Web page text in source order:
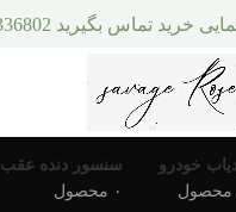
خودرو
سنسور دنده عقب
۰ محصول
تماس بگیرید 09376336802